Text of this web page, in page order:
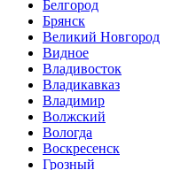
Белгород
Брянск
Великий Новгород
Видное
Владивосток
Владикавказ
Владимир
Волжский
Вологда
Воскресенск
Грозный